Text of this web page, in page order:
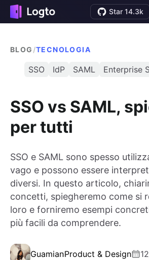
Star 14.3k
BLOG /TECNOLOGIA
SSO IdP SAML Enterprise
SSO vs SAML,
per tutti
SSO e SAML sono spesso
vago e possono essere
diversi. In questo articolo,
concetti, spiegheremo come si
loro e forniremo esempi
più facili da comprendere.
GuamianProduct & Design